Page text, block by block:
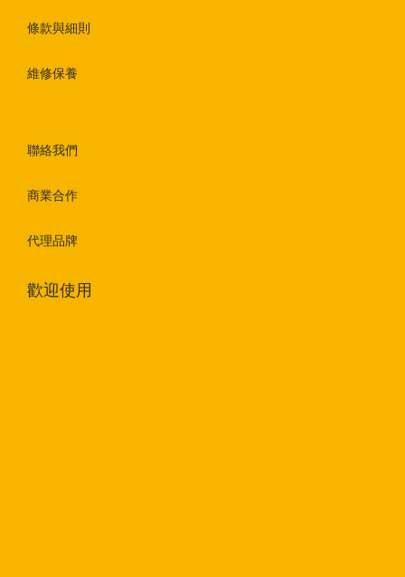
條款與細則
維修保養
聯絡我們
商業合作
代理品牌
歡迎使用